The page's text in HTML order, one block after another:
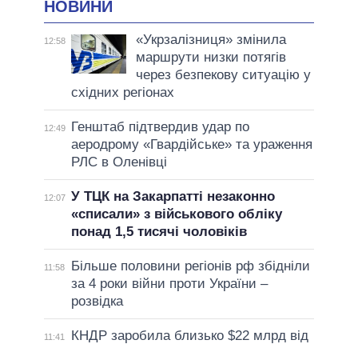
НОВИНИ
12:58
«Укрзалізниця» змінила
маршрути низки потягів
через безпекову ситуацію у
східних регіонах
12:49
Генштаб підтвердив удар по
аеродрому «Гвардійське» та ураження
РЛС в Оленівці
12:07 У ТЦК на Закарпатті незаконно
«списали» з військового обліку
понад 1,5 тисячі чоловіків
11:58
Більше половини регіонів рф збідніли
за 4 роки війни проти України –
розвідка
11:41
КНДР заробила близько $22 млрд від